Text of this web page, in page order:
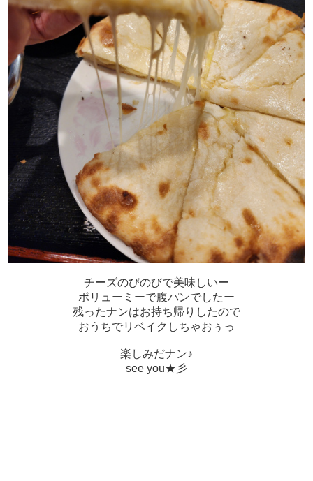
チーズのびのびで美味しいー
ボリューミーで腹パンでしたー
残ったナンはお持ち帰りしたので
おうちでリベイクしちゃおぅっ
楽しみだナン♪
see you★彡